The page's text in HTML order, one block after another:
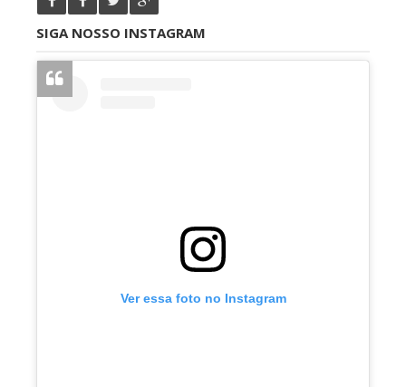
SIGA NOSSO INSTAGRAM
Ver essa foto no Instagram